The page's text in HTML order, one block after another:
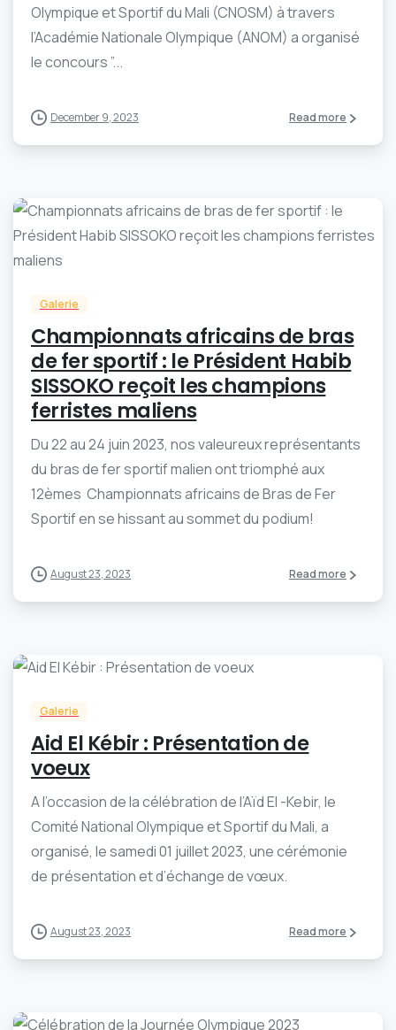
Olympique et Sportif du Mali (CNOSM) à travers
l’Académie Nationale Olympique (ANOM) a organisé
le concours ”...
December 9, 2023 Read more
0 -
Galerie
Championnats africains de bras
de fer sportif : le Président Habib
SISSOKO reçoit les champions
ferristes maliens
Du 22 au 24 juin 2023, nos valeureux représentants
du bras de fer sportif malien ont triomphé aux
12èmes Championnats africains de Bras de Fer
Sportif en se hissant au sommet du podium!
August 23, 2023 Read more
Galerie
Aid El Kébir : Présentation de
voeux
A l’occasion de la célébration de l’Aïd El -Kebir, le
Comité National Olympique et Sportif du Mali, a
organisé, le samedi 01 juillet 2023, une cérémonie
de présentation et d’échange de vœux.
August 23, 2023 Read more